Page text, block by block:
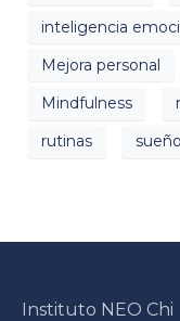
inteligencia
Mejora personal
Mindfulness
rutinas
sueño
Instituto NEO Chi